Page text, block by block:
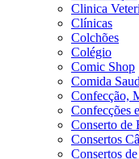
Clinica
Clínicas
Colchões
Colégio
Comic Shop
Comida
Confecção,
Confecções
Conserto de
Consertos
Consertos